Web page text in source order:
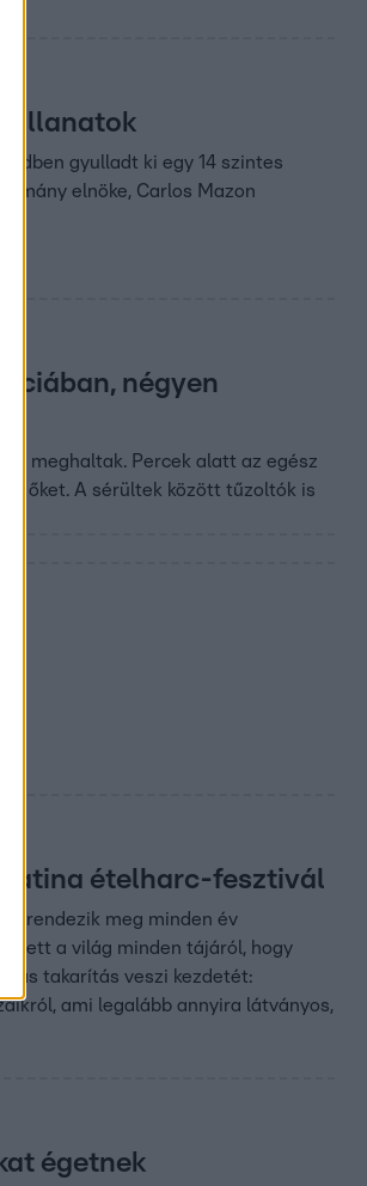
pillanatok
gyulladt ki egy 14 szintes
elnöke, Carlos Mazon
négyen
meghaltak. Percek alatt az egész
le őket. A sérültek között tűzoltók is
ételharc-fesztivál
rendezik meg minden év
a világ minden tájáról, hogy
takarítás veszi kezdetét:
ami legalább annyira látványos,
égetnek